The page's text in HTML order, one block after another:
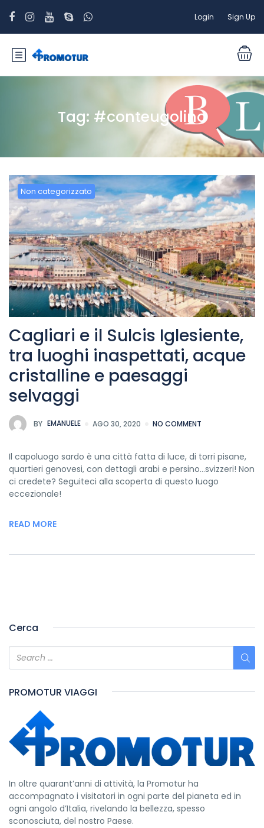
Login Sign Up
Tag: #conteugolino
Non categorizzato
Cagliari e il Sulcis Iglesiente,
tra luoghi inaspettati, acque
cristalline e paesaggi
selvaggi
BY EMANUELE AGO 30, 2020 NO COMMENT
Il capoluogo sardo è una città fatta di luce, di torri pisane,
quartieri genovesi, con dettagli arabi e persino…svizzeri! Non
ci credete? Seguiteci alla scoperta di questo luogo
eccezionale!
READ MORE
Cerca
PROMOTUR VIAGGI
In oltre quarant’anni di attività, la Promotur ha
accompagnato i visitatori in ogni parte del pianeta ed in
ogni angolo d’Italia, rivelando la bellezza, spesso
sconosciuta, del nostro Paese.